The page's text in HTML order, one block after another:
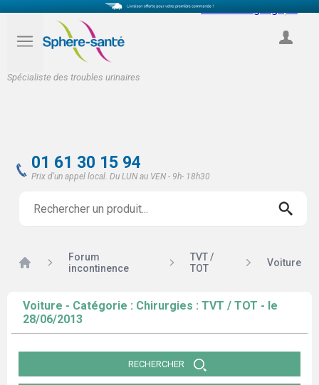
Spécialiste des troubles urinaires
Select Language
01 61 30 15 94
Prix d'un appel local. Du LUN au VEN - 9h- 18h30
Accueil
Forum
incontinence
TVT /
TOT
Voiture
Voiture - Catégorie : Chirurgies : TVT / TOT - le
28/06/2013
RECHERCHER